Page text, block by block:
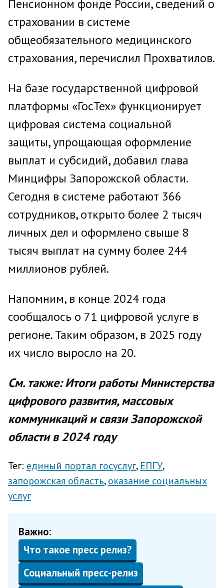
Пенсионном фонде России, сведений о
страховании в системе
общеобязательного медицинского
страхования, перечислил Прохватилов.
На базе государственной цифровой
платформы «ГосТех» функционирует
цифровая система социальной
защиты, упрощающая оформление
выплат и субсидий, добавил глава
Минцифры Запорожской области.
Сегодня в системе работают 366
сотрудников, открыто более 2 тысяч
личных дел и оформлено свыше 8
тысяч выплат на сумму более 244
миллионов рублей.
Напомним, в конце 2024 года
сообщалось о 71 цифровой услуге в
регионе. Таким образом, в 2025 году
их число выросло на 20.
См. также: Итоги работы Министерства
цифрового развития, массовых
коммуникаций и связи Запорожской
области в 2024 году
Тег: единый портал госуслуг ЕПГУ
запорожская область оказание социальных
услуг
Важно:
Что такое пресс релиз?
Социальный пресс-релиз